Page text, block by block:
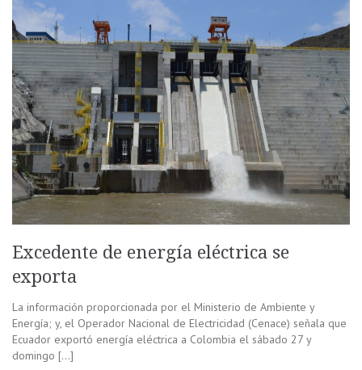
Excedente de energía eléctrica se
exporta
La información proporcionada por el Ministerio de Ambiente y
Energía; y, el Operador Nacional de Electricidad (Cenace) señala que
Ecuador exportó energía eléctrica a Colombia el sábado 27 y
domingo […]